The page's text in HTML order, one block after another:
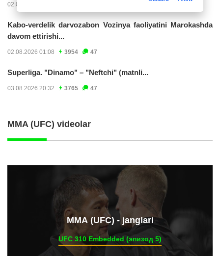
02.08.2026 03:08
Kabo-verdelik darvozabon Vozinya faoliyatini Marokashda
davom ettirishi...
02.08.2026 01:08 3954 47
Superliga. "Dinamo" – "Neftchi" (matnli...
03.08.2026 20:32 3765 47
MMA (UFC) videolar
ММА (UFC) - janglari
UFC 310 Embedded (эпизод 5)